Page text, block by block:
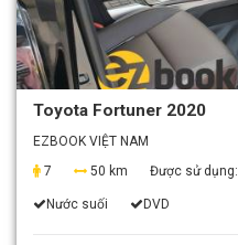
Toyota Fortuner 2020
EZBOOK VIỆT NAM
7
50 km Được sử dụng:
Nước suối DVD